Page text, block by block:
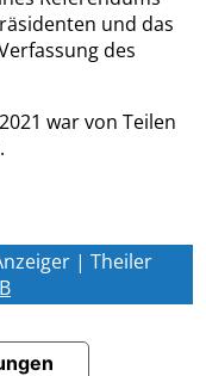
und das
des
war von Teilen
| Theiler